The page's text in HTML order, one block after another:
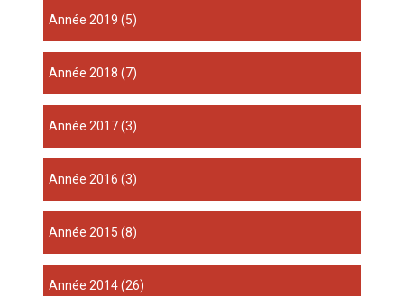
année 2019 (5)
année 2018 (7)
année 2017(3)
année 2016 (3)
année 2015 (8)
année 2014(26)